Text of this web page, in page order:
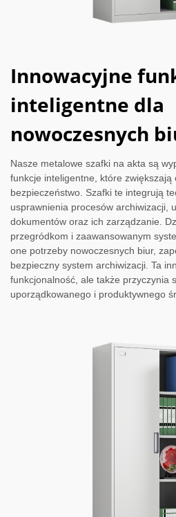
Innowacyjne
inteligentne dla
nowoczesnych
Nasze metalowe szafki na akta są
funkcje inteligentne, które zwiększają
bezpieczeństwo. Szafki te integrują
usprawnienia procesów archiwizacji,
dokumentów oraz ich zarządzanie.
przegródkom i zaawansowanym
one potrzeby nowoczesnych biur,
bezpieczny system archiwizacji. Ta
funkcjonalność, ale także przyczynia
uporządkowanego i produktywnego